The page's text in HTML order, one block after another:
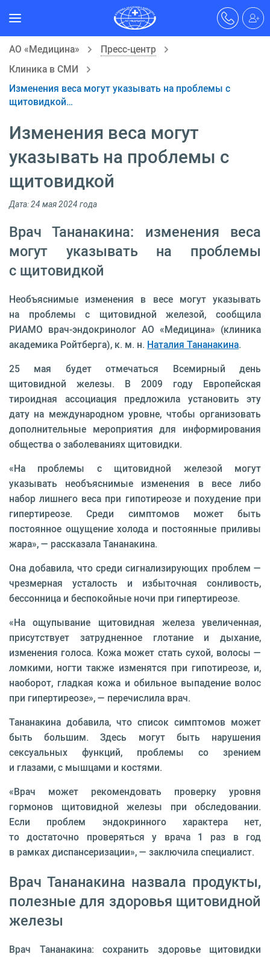
АО «Медицина»
Пресс-центр
Клиника в СМИ
Изменения веса могут указывать на проблемы с
щитовидкой…
Изменения веса могут
указывать на проблемы с
щитовидкой
Дата: 24 мая 2024 года
Врач Тананакина: изменения веса
могут указывать на проблемы
с щитовидкой
Необъяснимые изменения в весе могут указывать
на проблемы с щитовидной железой, сообщила
РИАМО врач-эндокринолог АО «Медицина» (клиника
академика Ройтберга), к. м. н. Наталия Тананакина.
25 мая будет отмечаться Всемирный день
щитовидной железы. В 2009 году Европейская
тироидная ассоциация предложила установить эту
дату на международном уровне, чтобы организовать
дополнительные мероприятия для информирования
общества о заболеваниях щитовидки.
«На проблемы с щитовидной железой могут
указывать необъяснимые изменения в весе либо
набор лишнего веса при гипотиреозе и похудение при
гипертиреозе. Среди симптомов может быть
постоянное ощущение холода и постоянные приливы
жара», — рассказала Тананакина.
Она добавила, что среди сигнализирующих проблем —
чрезмерная усталость и избыточная сонливость,
бессонница и беспокойные ночи при гипертиреозе.
«На ощупывание щитовидная железа увеличенная,
присутствует затрудненное глотание и дыхание,
изменения голоса. Кожа может стать сухой, волосы —
ломкими, ногти также изменятся при гипотиреозе, и,
наоборот, гладкая кожа и обильное выпадение волос
при гипертиреозе», — перечислила врач.
Тананакина добавила, что список симптомов может
быть большим. Здесь могут быть нарушения
сексуальных функций, проблемы со зрением
и глазами, с мышцами и костями.
«Врач может рекомендовать проверку уровня
гормонов щитовидной железы при обследовании.
Если проблем эндокринного характера нет,
то достаточно проверяться у врача 1 раз в год
в рамках диспансеризации», — заключила специалист.
Врач Тананакина назвала продукты,
полезные для здоровья щитовидной
железы
Врач Тананакина: сохранить здоровье щитовидки